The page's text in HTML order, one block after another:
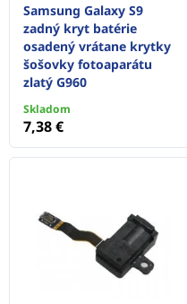
Samsung Galaxy S9
zadný kryt batérie
osadený vrátane krytky
šošovky fotoaparátu
zlatý G960
Skladom
7,38 €